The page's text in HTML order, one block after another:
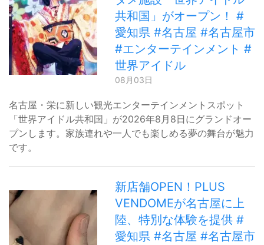
共和国」がオープン！ #
愛知県 #名古屋 #名古屋市
#エンターテインメント #
世界アイドル
08月03日
名古屋・栄に新しい観光エンターテインメントスポット
「世界アイドル共和国」が2026年8月8日にグランドオー
プンします。家族連れや一人でも楽しめる夢の舞台が魅力
です。
新店舗OPEN！PLUS
VENDOMEが名古屋に上
陸、特別な体験を提供 #
愛知県 #名古屋 #名古屋市